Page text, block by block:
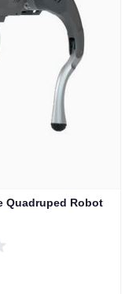
Quadruped Robot